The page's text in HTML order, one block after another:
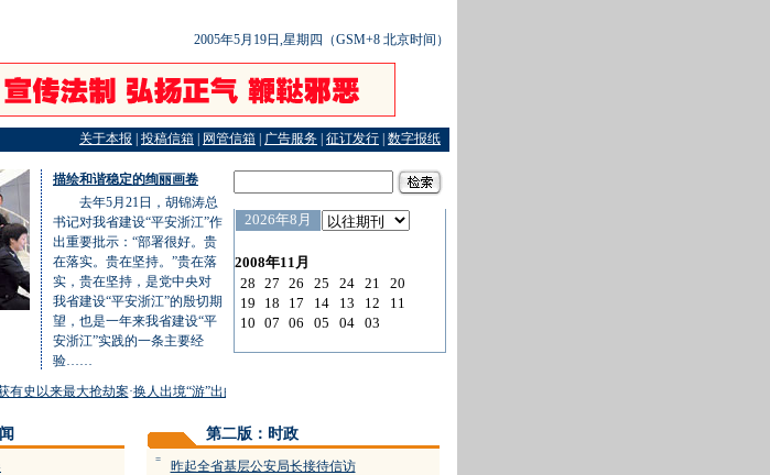
2005年5月19日,星期四（GSM+8 北京时间）
关于本报 投稿信箱 网管信箱 广告服务 征订发行 数字报纸
描绘和谐稳定的绚丽画卷
去年5月21日，胡锦涛总
书记对我省建设“平安浙江”作
出重要批示：“部署很好。贵
在落实。贵在坚持。”贵在落
实，贵在坚持，是党中央对
我省建设“平安浙江”的殷切期
望，也是一年来我省建设“平
安浙江”实践的一条主要经
验……
有史以来最大抢劫案·换人出境“游”出的麻烦
第二版：时政
= 昨起全省基层公安局长接待信访